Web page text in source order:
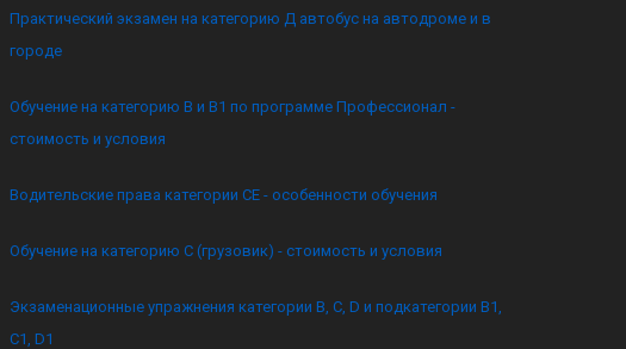
Практический экзамен на категорию Д автобус на автодроме и в
городе
Обучение на категорию B и B1 по программе Профессионал -
стоимость и условия
Водительские права категории CE - особенности обучения
Обучение на категорию C (грузовик) - стоимость и условия
Экзаменационные упражнения категории B, C, D и подкатегории B1,
C1, D1